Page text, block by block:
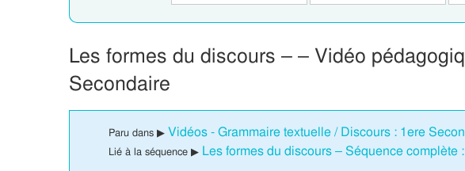
Les formes du discours – – Vidéo
Secondaire
Paru dans ▶ Vidéos - Grammaire textuelle / Discours : 1ere
Lié à la séquence ▶ Les formes du discours – Séquence complète